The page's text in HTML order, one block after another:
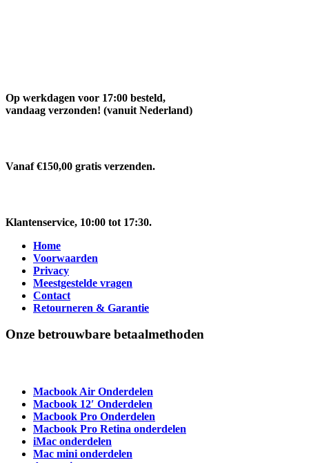
Op werkdagen voor 17:00 besteld,
vandaag verzonden! (vanuit Nederland)
Vanaf €150,00 gratis verzenden.
Klantenservice, 10:00 tot 17:30.
Home
Voorwaarden
Privacy
Meestgestelde vragen
Contact
Retourneren & Garantie
Onze betrouwbare betaalmethoden
Macbook Air Onderdelen
Macbook 12′ Onderdelen
Macbook Pro Onderdelen
Macbook Pro Retina onderdelen
iMac onderdelen
Mac mini onderdelen